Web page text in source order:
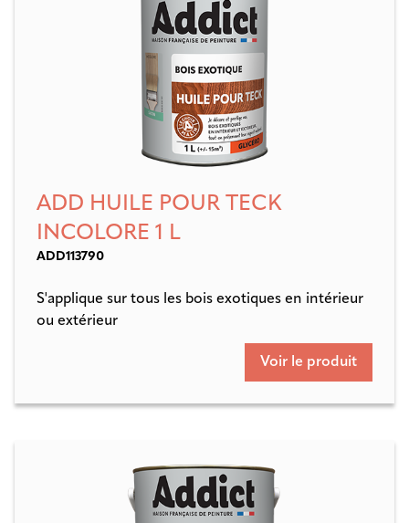
ADD HUILE POUR TECK
INCOLORE 1 L
ADD113790
S'applique sur tous les bois exotiques en intérieur
ou extérieur
Voir le produit